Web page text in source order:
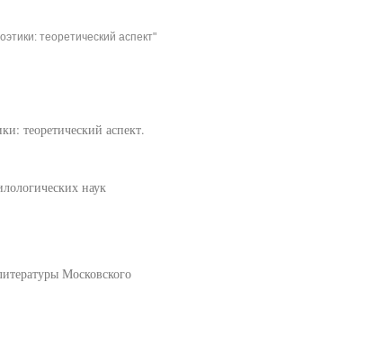
теоретический аспект"
теоретический аспект.
наук
Московского